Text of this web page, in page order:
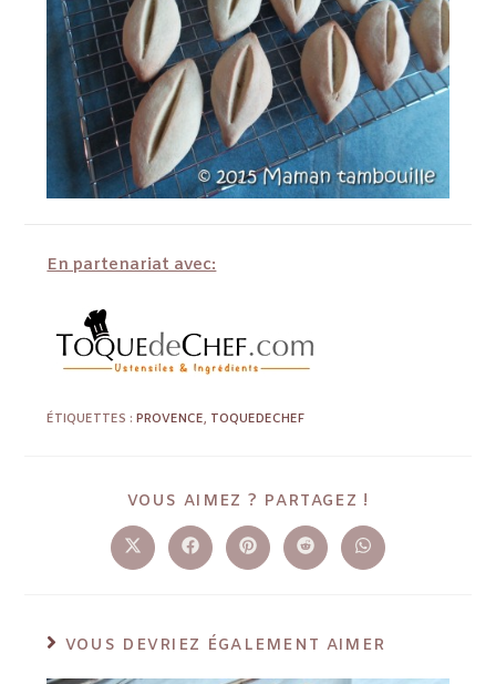
En partenariat avec:
ÉTIQUETTES :PROVENCE, TOQUEDECHEF
VOUS AIMEZ ? PARTAGEZ !
VOUS DEVRIEZ ÉGALEMENT AIMER